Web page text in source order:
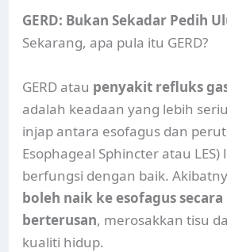
GERD: Bukan Sekadar Pedih
Sekarang, apa pula itu GERD?
GERD atau penyakit refluks
adalah keadaan yang lebih
injap antara esofagus dan
Esophageal Sphincter atau
berfungsi dengan baik.
boleh naik ke esofagus
berterusan, merosakkan tisu
kualiti hidup.